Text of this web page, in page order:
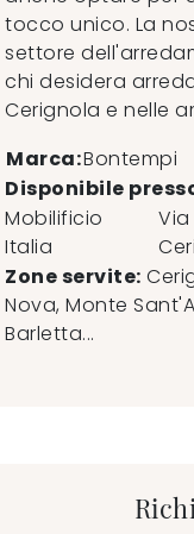
tocco unico. La
settore
chi desidera
Cerignola e nelle
Marca:Bontempi
Disponibile
Mobilificio
Italia
Zone servite:
Nova, Monte
Barletta...